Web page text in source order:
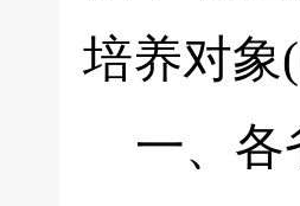
培养对象
一、各